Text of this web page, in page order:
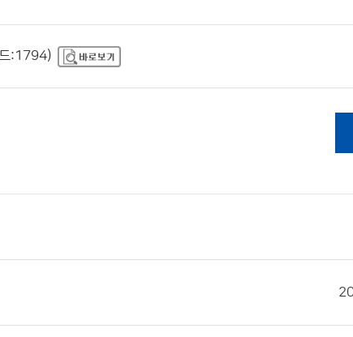
:1794)